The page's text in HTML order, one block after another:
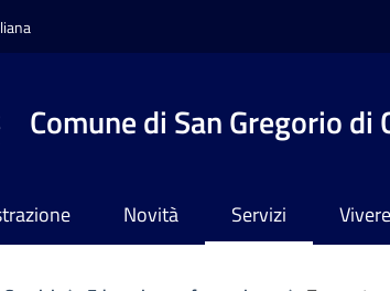
Comune di San Gregorio di
Novità Servizi